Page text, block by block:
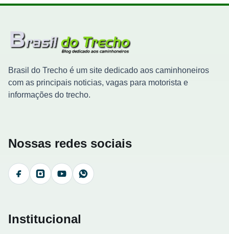
Brasil do Trecho é um site dedicado aos caminhoneiros
com as principais noticias, vagas para motorista e
informações do trecho.
Nossas redes sociais
FacebookInstagramYouTubeWhatsApp
Institucional